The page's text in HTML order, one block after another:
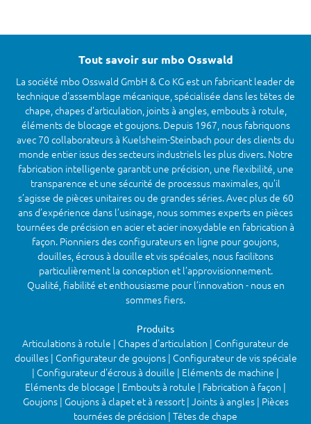
Tout savoir sur mbo Osswald
La société mbo Osswald GmbH & Co KG est un fabricant leader de
technique d'assemblage mécanique, spécialisée dans les têtes de
chape, chapes d’articulation, joints à angles, embouts à rotule,
éléments de blocage et goujons. Depuis 1967, nous fabriquons
avec 70 collaborateurs à Kuelsheim-Steinbach pour des clients du
monde entier issus des secteurs industriels les plus divers. Notre
fabrication intelligente garantit une précision, une flexibilité, une
transparence et une sécurité de processus maximales, qu’il
s’agisse de pièces unitaires ou de grandes séries. Avec plus de 60
ans d’expérience dans l’usinage, nous sommes experts en pièces
tournées de précision en acier et acier inoxydable en fabrication à
façon. Pionniers des configurateurs en ligne pour goujons,
douilles, écrous à douille et vis spéciales, nous facilitons
particulièrement la conception et l’approvisionnement.
Qualité, fiabilité et enthousiasme pour l’innovation - nous en
sommes fiers.
Produits
Articulations à rotule | Chapes d'articulation | Configurateur de
douilles | Configurateur de goujons | Configurateur de vis spéciale
| Configurateur d'écrous à douille | Eléments de machine |
Eléments de blocage | Embouts à rotule | Fabrication à façon |
Goujons | Goujons à clapet et à ressort | Joints à angles | Pièces
tournées de précision | Têtes de chape